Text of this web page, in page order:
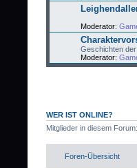
Moderator:
Geschichten
Moderator:
WER IST ONLINE?
Mitglieder in diesem
Foren-Übersicht